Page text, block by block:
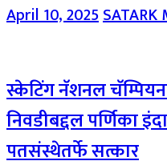
April 10, 2025SATARK
स्केटिंग नॅशनल
निवडीबद्दल पर्णिका
पतसंस्थेतर्फे सत्कार